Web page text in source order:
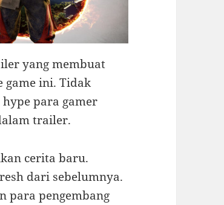
yang membuat
game ini. Tidak
para gamer
trailer.
cerita baru.
dari sebelumnya.
para pengembang